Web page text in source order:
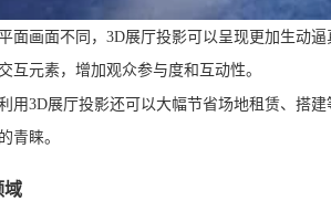
面画面不同，3D展厅投影可以呈现更加生动
互元素，增加观众参与度和互动性。
用3D展厅投影还可以大幅节省场地租赁、搭
青睐。
域